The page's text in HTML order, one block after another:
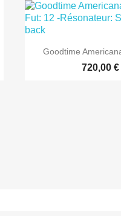
 Aperçu
Goodtime
720,00 €